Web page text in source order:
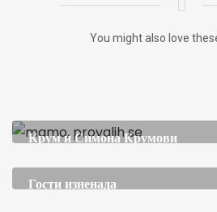
You might also love
Крум и Симона Крумови
Гости изненада